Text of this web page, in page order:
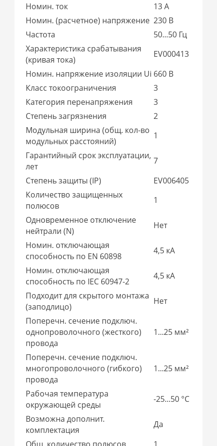
Номин. ток
13 А
Номин. (расчетное) напряжение 230 В
Частота
50...50 Гц
Характеристика срабатывания
(кривая тока)
EV000413
Номин. напряжение изоляции Ui 660 В
Класс токоограничения
3
Категория перенапряжения
3
Степень загрязнения
2
Модульная ширина (общ. кол-во
модульных расстояний)
1
Гарантийный срок эксплуатации,
лет
7
Степень защиты (IP)
EV006405
Количество защищенных
полюсов
1
Одновременное отключение
нейтрали (N)
Нет
Номин. отключающая
способность по EN 60898
4,5 кА
Номин. отключающая
способность по IEC 60947-2
4,5 кА
Подходит для скрытого монтажа
(заподлицо)
Нет
Поперечн. сечение подключ.
однопроволочного (жесткого)
провода
1...25 мм²
Поперечн. сечение подключ.
многопроволочного (гибкого)
провода
1...25 мм²
Рабочая температура
окружающей среды
-25...50 °C
Возможна дополнит.
комплектация
Да
Общ. количество полюсов
1